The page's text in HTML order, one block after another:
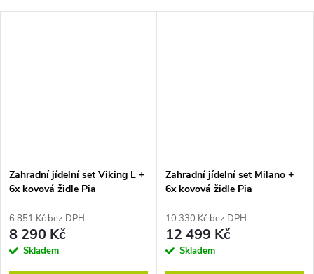
Zahradní jídelní set Viking L +
6x kovová židle Pia
6 851 Kč bez DPH
8 290 Kč
Skladem
Zahradní jídelní set Milano +
6x kovová židle Pia
10 330 Kč bez DPH
12 499 Kč
Skladem